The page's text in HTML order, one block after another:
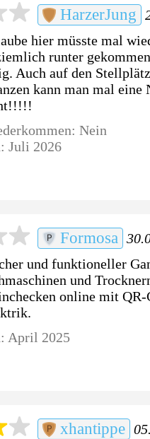
HarzerJung
hier müsste mal
runter
Auch auf den
kann man mal
Nein
Juli 2026
Formosa
und funktioneller
und
online mit
April 2025
xhantippe